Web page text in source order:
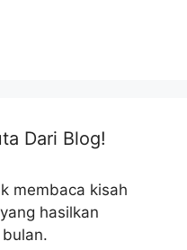
Dari Blog!
membaca kisah
hasilkan